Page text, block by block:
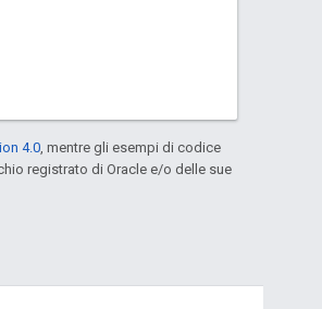
4.0 , mentre gli esempi di codice
registrato di Oracle e/o delle sue